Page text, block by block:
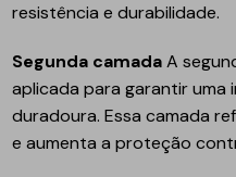
resistência e durabilidade.
Segunda camadaA
aplicada para garantir uma
duradoura. Essa camada
e aumenta a proteção